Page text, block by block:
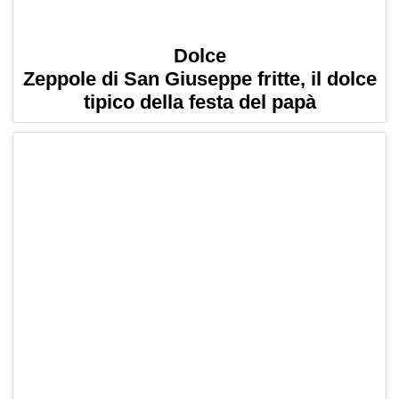
Dolce
Zeppole di San Giuseppe fritte, il dolce
tipico della festa del papà